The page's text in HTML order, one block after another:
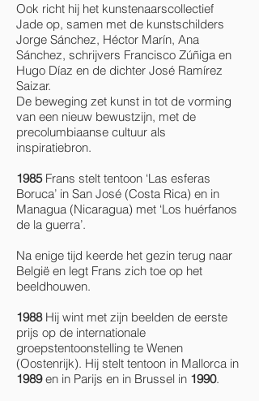
Ook richt hij het kunstenaarscollectief
Jade op, samen met de kunstschilders
Jorge Sánchez, Héctor Marín, Ana
Sánchez, schrijvers Francisco Zúñiga en
Hugo Díaz en de dichter José Ramírez
Saizar.
De beweging zet kunst in tot de vorming
van een nieuw bewustzijn, met de
precolumbiaanse cultuur als
inspiratiebron.
1985Frans stelt tentoon ‘Las esferas
Boruca’ in San José (Costa Rica) en in
Managua (Nicaragua) met ‘Los huérfanos
de la guerra’.
Na enige tijd keerde het gezin terug naar
België en legt Frans zich toe op het
beeldhouwen.
1988Hij wint met zijn beelden de eerste
prijs op de internationale
groepstentoonstelling te Wenen
(Oostenrijk). Hij stelt tentoon in Mallorca in
1989en in Parijs en in Brussel in 1990.